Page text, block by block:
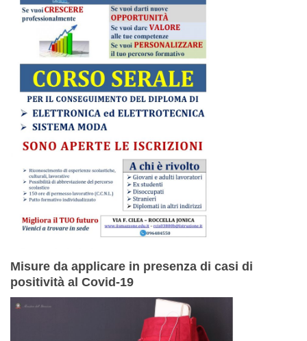
Misure da applicare in presenza di casi di
positività al Covid-19